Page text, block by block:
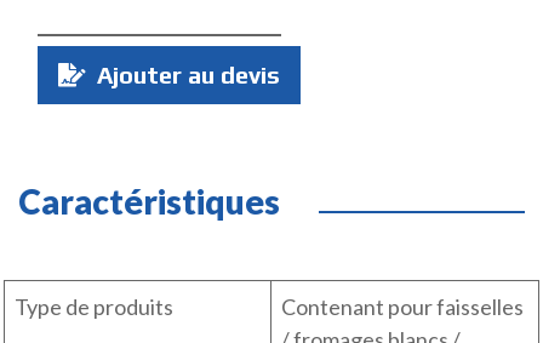
Quantité
Ajouter au devis
Caractéristiques
Type de produits
Contenant pour faisselles